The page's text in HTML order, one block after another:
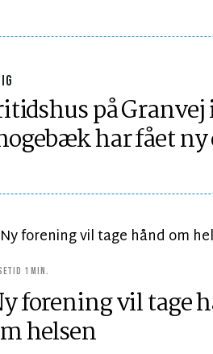
på Granvej
har fået ny
1 MIN.
forening vil tage
helsen